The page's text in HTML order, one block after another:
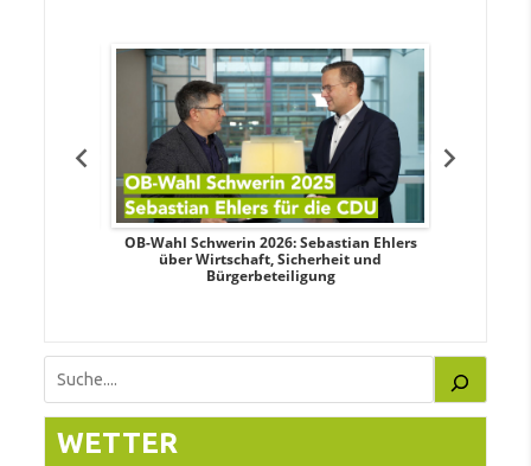
OB-Wahl Schwerin 2026: Sebastian Ehlers
über Wirtschaft, Sicherheit und
Bürgerbeteiligung
Suchen
WETTER